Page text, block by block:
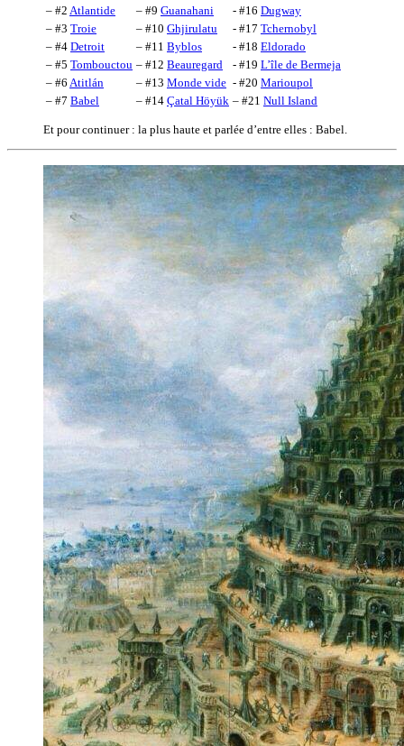
– #2 Atlantide – #9 Guanahani - #16 Dugway
– #3 Troie – #10 Ghjirulatu - #17 Tchernobyl
– #4 Detroit – #11 Byblos - #18 Eldorado
– #5 Tombouctou – #12 Beauregard - #19 L’île de Bermeja
– #6 Atitlán – #13 Monde vide - #20 Marioupol
– #7 Babel – #14 Çatal Höyük – #21 Null Island
Et pour continuer : la plus haute et parlée d’entre elles : Babel.